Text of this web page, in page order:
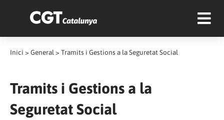
Inici > General > Tramits i Gestions a la Seguretat Social
Tramits i Gestions a la
Seguretat Social